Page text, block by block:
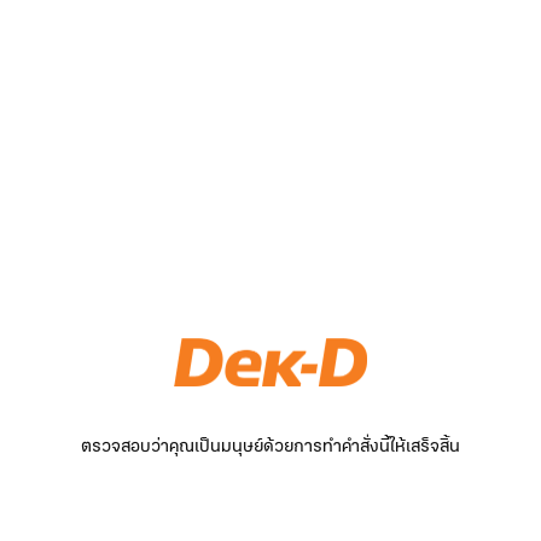
ตรวจสอบว่าคุณเป็นมนุษย์ด้วยการทำคำสั่งนี้ให้เสร็จสิ้น